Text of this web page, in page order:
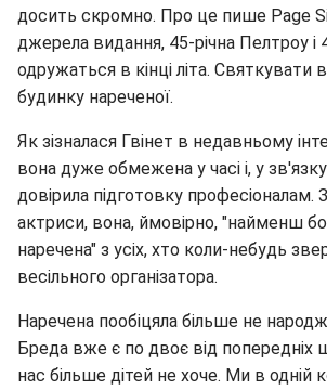
досить скромно. Про це пише Page
джерела видання, 45-річна Пелтроу і
одружаться в кінці літа. Святкувати
будинку нареченої.
Як зізналася Гвінет в недавньому
вона дуже обмежена у часі і, у
довірила підготовку професіоналам.
актриси, вона, ймовірно, "найменш
наречена" з усіх, хто коли-небудь
весільного організатора.
Наречена пообіцяла більше не
Бреда вже є по двоє від попередніх
нас більше дітей не хоче. Ми в одній